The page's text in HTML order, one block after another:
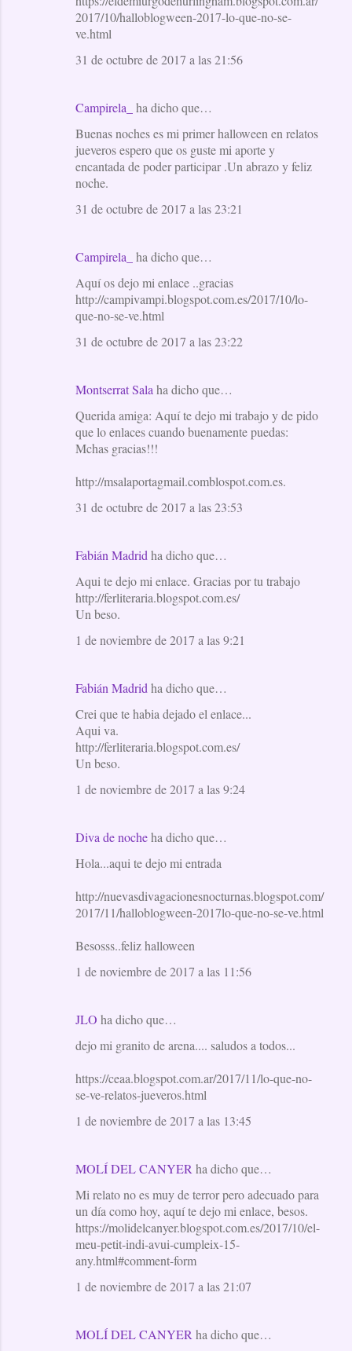
2017/10/halloblogween-2017-lo-que-no-se-
ve.html
31 de octubre de 2017 a las 21:56
Campirela_
ha dicho que…
Buenas noches es mi primer halloween en relatos
jueveros espero que os guste mi aporte y
encantada de poder participar .Un abrazo y feliz
noche.
31 de octubre de 2017 a las 23:21
Campirela_
ha dicho que…
Aquí os dejo mi enlace ..gracias
http://campivampi.blogspot.com.es/2017/10/lo-
que-no-se-ve.html
31 de octubre de 2017 a las 23:22
Montserrat Sala ha dicho que…
Querida amiga: Aquí te dejo mi trabajo y de pido
que lo enlaces cuando buenamente puedas:
Mchas gracias!!!
http://msalaportagmail.comblospot.com.es.
31 de octubre de 2017 a las 23:53
Fabián Madrid ha dicho que…
Aqui te dejo mi enlace. Gracias por tu trabajo
http://ferliteraria.blogspot.com.es/
Un beso.
1 de noviembre de 2017 a las 9:21
Fabián Madrid ha dicho que…
Crei que te habia dejado el enlace...
Aqui va.
http://ferliteraria.blogspot.com.es/
Un beso.
1 de noviembre de 2017 a las 9:24
Diva de nocheha dicho que…
Hola...aqui te dejo mi entrada
http://nuevasdivagacionesnocturnas.blogspot.com/
2017/11/halloblogween-2017lo-que-no-se-ve.html
Besosss..feliz halloween
1 de noviembre de 2017 a las 11:56
JLO ha dicho que…
dejo mi granito de arena.... saludos a todos...
https://ceaa.blogspot.com.ar/2017/11/lo-que-no-
se-ve-relatos-jueveros.html
1 de noviembre de 2017 a las 13:45
MOLÍ DEL CANYER ha dicho que…
Mi relato no es muy de terror pero adecuado para
un día como hoy, aquí te dejo mi enlace, besos.
https://molidelcanyer.blogspot.com.es/2017/10/el-
meu-petit-indi-avui-cumpleix-15-
any.html#comment-form
1 de noviembre de 2017 a las 21:07
MOLÍ DEL CANYER ha dicho que…